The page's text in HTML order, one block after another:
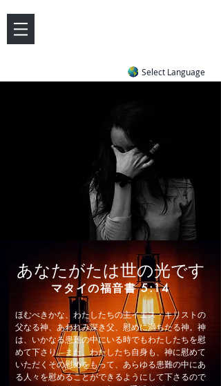
Select Language
あなたがたは世の光です
マタイの福音書 5:14
ほむべきかな、わたしたちの主イエス・キリストの
父なる神、あわれみ深き父、慰めに満ちたる神。神
は、いかなる患難の中にいる時でもわたしたちを慰
めて下さり、また、わたしたち自身も、神に慰めて
いただくその慰めをもって、あらゆる患難の中にあ
る人々を慰めることができるようにして下さるので